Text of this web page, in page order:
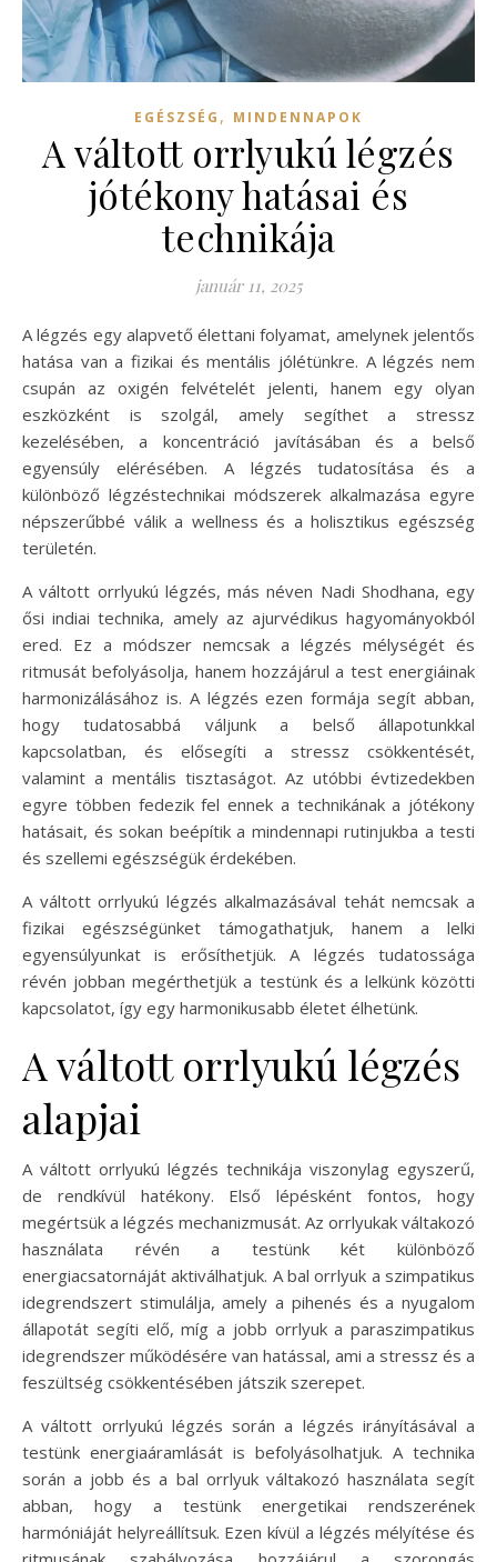
EGÉSZSÉG , MINDENNAPOK
A váltott orrlyukú légzés
jótékony hatásai és
technikája
január 11, 2025
A légzés egy alapvető élettani folyamat, amelynek jelentős
hatása van a fizikai és mentális jólétünkre. A légzés nem
csupán az oxigén felvételét jelenti, hanem egy olyan
eszközként is szolgál, amely segíthet a stressz
kezelésében, a koncentráció javításában és a belső
egyensúly elérésében. A légzés tudatosítása és a
különböző légzéstechnikai módszerek alkalmazása egyre
népszerűbbé válik a wellness és a holisztikus egészség
területén.
A váltott orrlyukú légzés, más néven Nadi Shodhana, egy
ősi indiai technika, amely az ajurvédikus hagyományokból
ered. Ez a módszer nemcsak a légzés mélységét és
ritmusát befolyásolja, hanem hozzájárul a test energiáinak
harmonizálásához is. A légzés ezen formája segít abban,
hogy tudatosabbá váljunk a belső állapotunkkal
kapcsolatban, és elősegíti a stressz csökkentését,
valamint a mentális tisztaságot. Az utóbbi évtizedekben
egyre többen fedezik fel ennek a technikának a jótékony
hatásait, és sokan beépítik a mindennapi rutinjukba a testi
és szellemi egészségük érdekében.
A váltott orrlyukú légzés alkalmazásával tehát nemcsak a
fizikai egészségünket támogathatjuk, hanem a lelki
egyensúlyunkat is erősíthetjük. A légzés tudatossága
révén jobban megérthetjük a testünk és a lelkünk közötti
kapcsolatot, így egy harmonikusabb életet élhetünk.
A váltott orrlyukú légzés
alapjai
A váltott orrlyukú légzés technikája viszonylag egyszerű,
de rendkívül hatékony. Első lépésként fontos, hogy
megértsük a légzés mechanizmusát. Az orrlyukak váltakozó
használata révén a testünk két különböző
energiacsatornáját aktiválhatjuk. A bal orrlyuk a szimpatikus
idegrendszert stimulálja, amely a pihenés és a nyugalom
állapotát segíti elő, míg a jobb orrlyuk a paraszimpatikus
idegrendszer működésére van hatással, ami a stressz és a
feszültség csökkentésében játszik szerepet.
A váltott orrlyukú légzés során a légzés irányításával a
testünk energiaáramlását is befolyásolhatjuk. A technika
során a jobb és a bal orrlyuk váltakozó használata segít
abban, hogy a testünk energetikai rendszerének
harmóniáját helyreállítsuk. Ezen kívül a légzés mélyítése és